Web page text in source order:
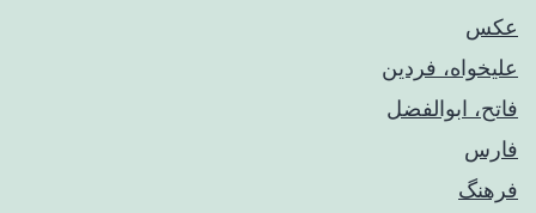
عکس
علیخواه، فردین
فاتح، ابوالفضل
فارس
فرهنگ